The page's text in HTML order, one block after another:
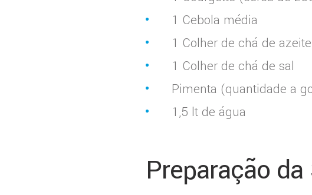
1 Cebola média
1 Colher de chá de azeite
1 Colher de chá de sal
Pimenta (quantidade a
1,5 lt de água
Preparação